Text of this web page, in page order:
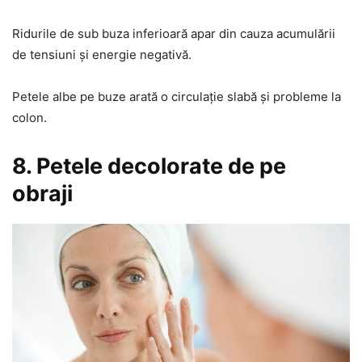
Ridurile de sub buza inferioară apar din cauza acumulării
de tensiuni și energie negativă.
Petele albe pe buze arată o circulație slabă și probleme la
colon.
8. Petele decolorate de pe
obraji